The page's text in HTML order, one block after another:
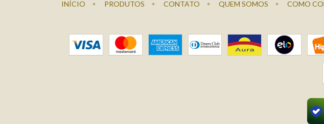
INÍCIO PRODUTOS CONTATO QUEM SOMOS COMO